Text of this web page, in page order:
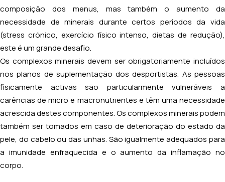
composição dos menus, mas também o aumento da
necessidade de minerais durante certos períodos da vida
(stress crónico, exercício físico intenso, dietas de redução),
este é um grande desafio.
Os complexos minerais devem ser obrigatoriamente incluídos
nos planos de suplementação dos desportistas. As pessoas
fisicamente activas são particularmente vulneráveis a
carências de micro e macronutrientes e têm uma necessidade
acrescida destes componentes. Os complexos minerais podem
também ser tomados em caso de deterioração do estado da
pele, do cabelo ou das unhas. São igualmente adequados para
a imunidade enfraquecida e o aumento da inflamação no
corpo.